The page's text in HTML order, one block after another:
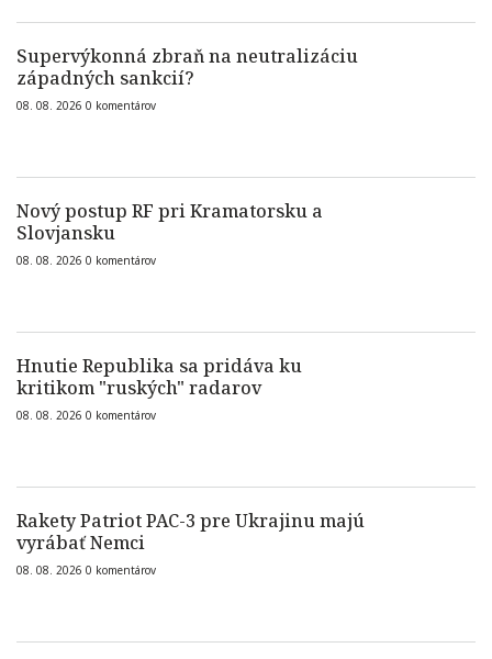
Supervýkonná zbraň na neutralizáciu
západných sankcií?
08. 08. 2026 0 komentárov
Nový postup RF pri Kramatorsku a
Slovjansku
08. 08. 2026 0 komentárov
Hnutie Republika sa pridáva ku
kritikom "ruských" radarov
08. 08. 2026 0 komentárov
Rakety Patriot PAC-3 pre Ukrajinu majú
vyrábať Nemci
08. 08. 2026 0 komentárov